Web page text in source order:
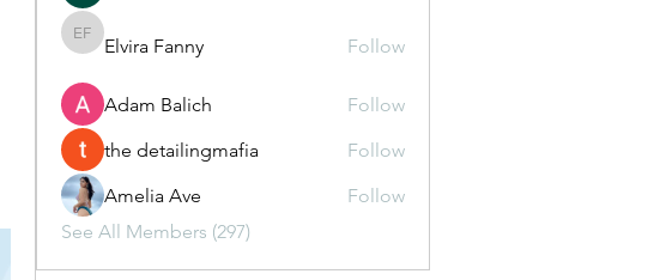
Elvira Fanny
Elvira Fanny Follow
Adam Balich
Follow
the detailingmafia
Follow
Amelia Ave
Follow
See All Members (297)